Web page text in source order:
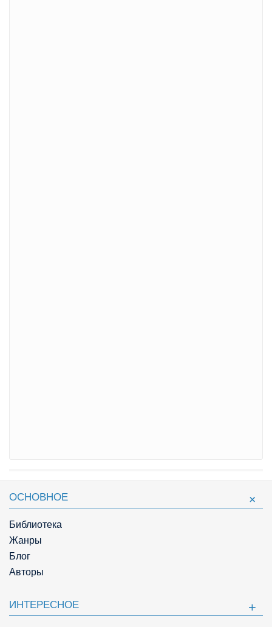
ОСНОВНОЕ
Библиотека
Жанры
Блог
Авторы
ИНТЕРЕСНОЕ